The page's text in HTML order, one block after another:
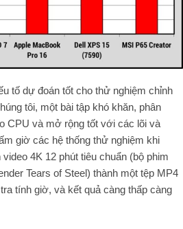
tố dự đoán tốt cho thử nghiệm chỉnh
tôi, một bài tập khó khăn, phân
CPU và mở rộng tốt với các lõi và
giờ các hệ thống thử nghiệm khi
4K 12 phút tiêu chuẩn (bộ phim
Tears of Steel) thành một tệp MP4
tính giờ, và kết quả càng thấp càng